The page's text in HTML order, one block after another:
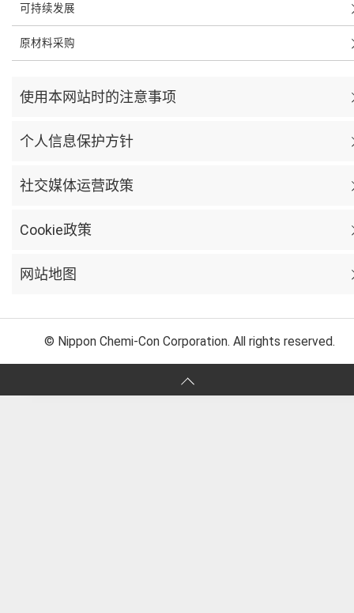
可持续发展
原材料采购
使用本网站时的注意事项
个人信息保护方针
社交媒体运营政策
Cookie政策
网站地图
© Nippon Chemi-Con Corporation. All rights reserved.